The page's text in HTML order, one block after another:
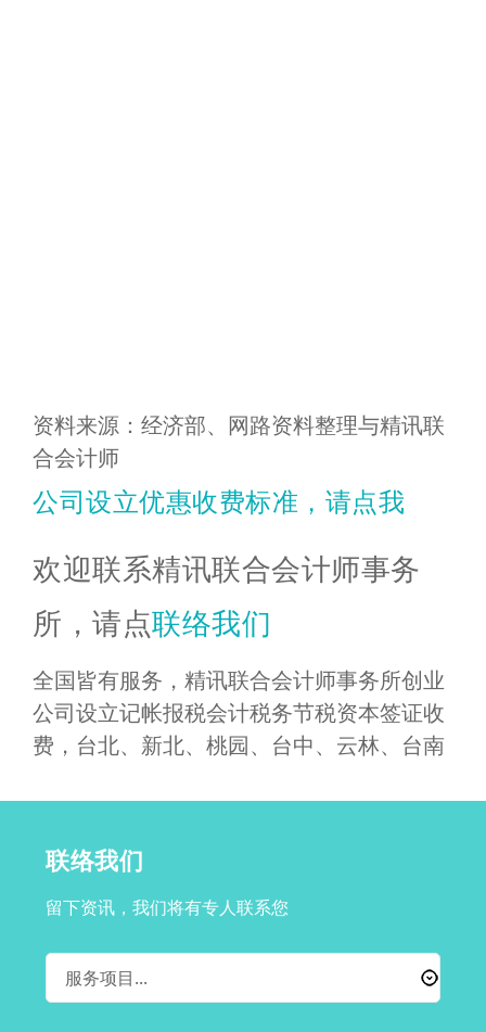
资料来源：经济部、网路资料整理与精讯联
合会计师
公司设立优惠收费标准，请点我
欢迎联系精讯联合会计师事务
所，请点联络我们
全国皆有服务，精讯联合会计师事务所创业
公司设立记帐报税会计税务节税资本签证收
费，台北、新北、桃园、台中、云林、台南
联络我们
留下资讯，我们将有专人联系您